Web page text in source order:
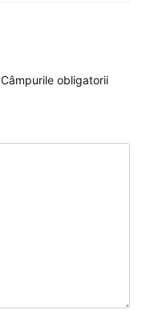
Câmpurile obligatorii